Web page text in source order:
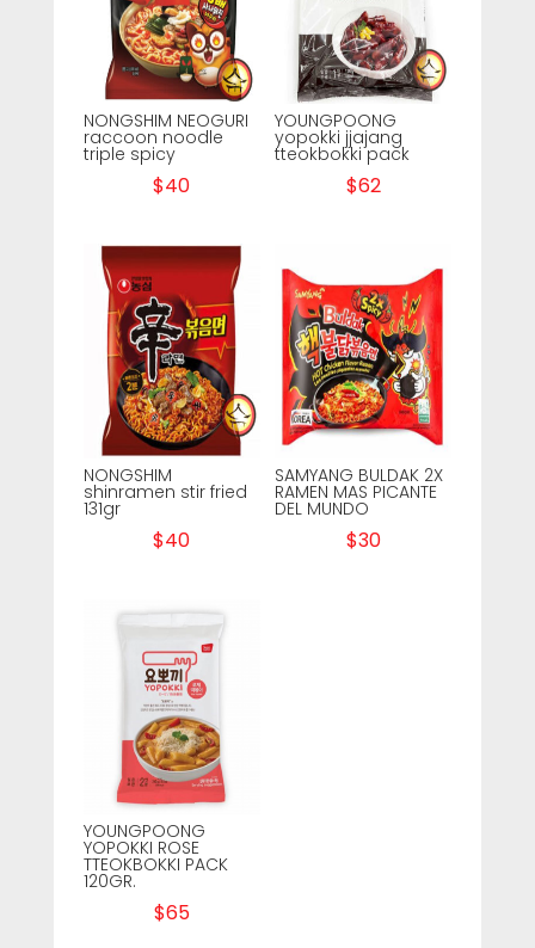
NONGSHIM NEOGURI
raccoon noodle
triple spicy
$40
YOUNGPOONG
yopokki jjajang
tteokbokki pack
$62
NONGSHIM
shinramen stir fried
131gr
$40
SAMYANG BULDAK 2X
RAMEN MAS PICANTE
DEL MUNDO
$30
YOUNGPOONG
YOPOKKI ROSE
TTEOKBOKKI PACK
120GR.
$65